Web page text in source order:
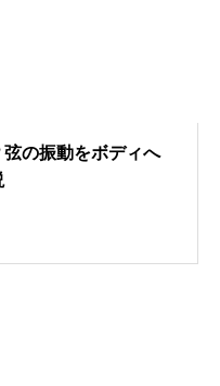
の振動をボディへ